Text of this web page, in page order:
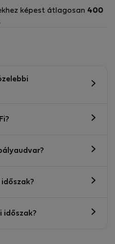
képest átlagosan 400
.
időszak?